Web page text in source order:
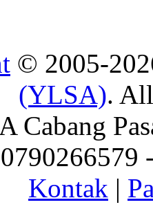
© 2005-
(YLSA).
Cabang
0790266579
Kontak |